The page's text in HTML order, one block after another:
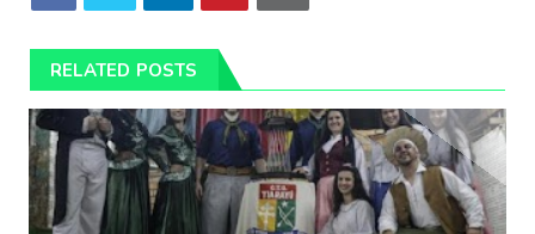
RELATED POSTS